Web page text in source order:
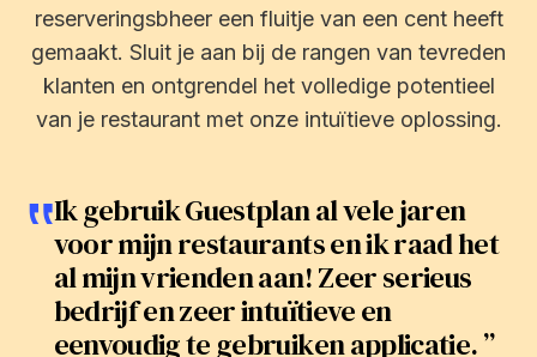
reserveringsbheer een fluitje van een cent heeft
gemaakt. Sluit je aan bij de rangen van tevreden
klanten en ontgrendel het volledige potentieel
van je restaurant met onze intuïtieve oplossing.
‟Ik gebruik Guestplan al vele jaren
voor mijn restaurants en ik raad het
al mijn vrienden aan! Zeer serieus
bedrijf en zeer intuïtieve en
eenvoudig te gebruiken applicatie. ”